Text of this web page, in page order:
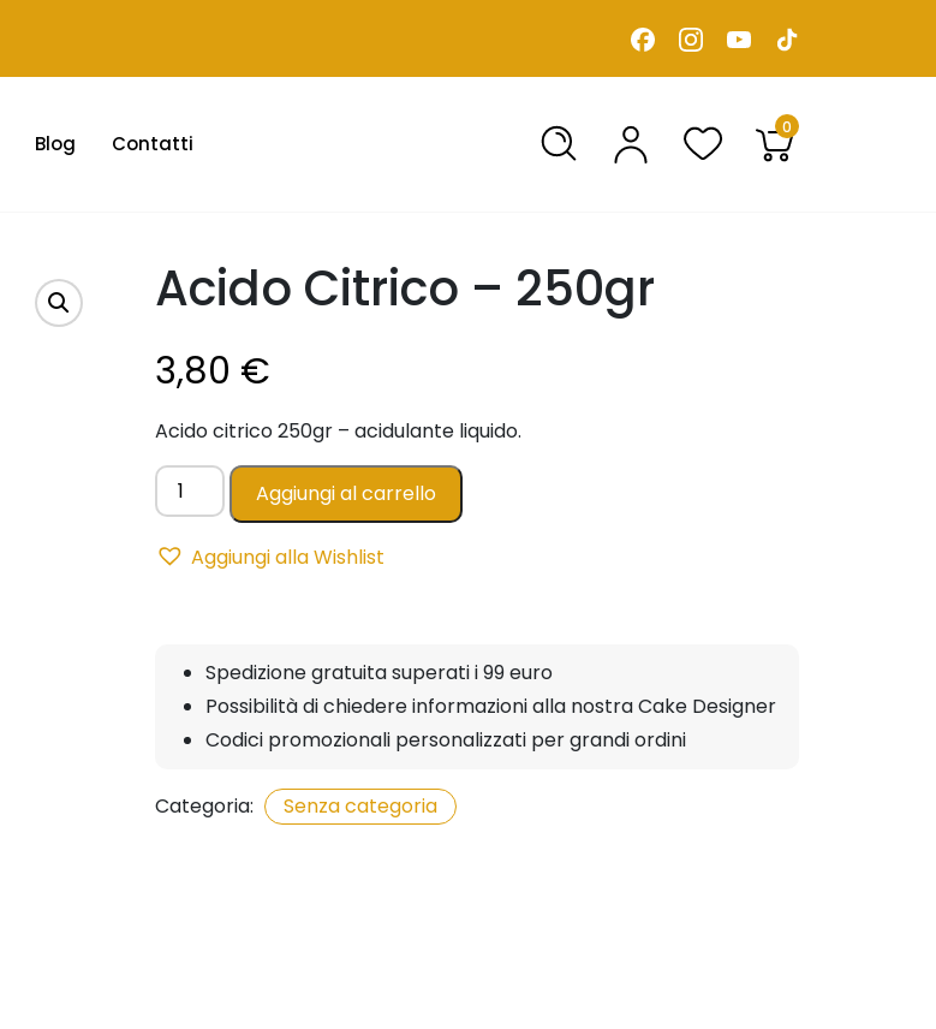
Blog Contatti
0
Acido Citrico – 250gr
3,80 €
Acido citrico 250gr – acidulante liquido.
Acido
Citrico
250gr
Aggiungi al carrello
Aggiungi alla Wishlist
Spedizione gratuita superati i 99 euro
Possibilità di chiedere informazioni alla nostra Cake Designer
Codici promozionali personalizzati per grandi ordini
Categoria: Senza categoria